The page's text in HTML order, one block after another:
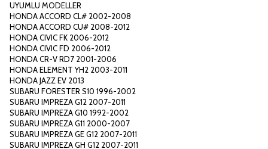
UYUMLU MODELLER
HONDA ACCORD CL# 2002-2008
HONDA ACCORD CU# 2008-2012
HONDA CIVIC FK 2006-2012
HONDA CIVIC FD 2006-2012
HONDA CR-V RD7 2001-2006
HONDA ELEMENT YH2 2003-2011
HONDA JAZZ EV 2013
SUBARU FORESTER S10 1996-2002
SUBARU IMPREZA G12 2007-2011
SUBARU IMPREZA G10 1992-2002
SUBARU IMPREZA G11 2000-2007
SUBARU IMPREZA GE G12 2007-2011
SUBARU IMPREZA GH G12 2007-2011